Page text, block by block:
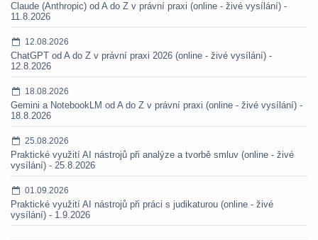
Claude (Anthropic) od A do Z v právní praxi (online - živé vysílání) -
11.8.2026
12.08.2026
ChatGPT od A do Z v právní praxi 2026 (online - živé vysílání) -
12.8.2026
18.08.2026
Gemini a NotebookLM od A do Z v právní praxi (online - živé vysílání) -
18.8.2026
25.08.2026
Praktické využití AI nástrojů při analýze a tvorbě smluv (online - živé
vysílání) - 25.8.2026
01.09.2026
Praktické využití AI nástrojů při práci s judikaturou (online - živé
vysílání) - 1.9.2026